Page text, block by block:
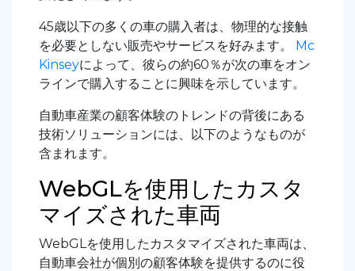
45歳以下の多くの車の購入者は、物理的な接触
を必要としない販売やサービスを好みます。 Mc
Kinseyによって、彼らの約60％が次の車をオン
ラインで購入することに興味を示しています。
自動車産業の顧客体験のトレンドの背後にある
技術ソリューションには、以下のようなものが
含まれます。
WebGLを使用したカスタ
マイズされた車両
WebGLを使用したカスタマイズされた車両は、
自動車会社が個別の顧客体験を提供するのに役